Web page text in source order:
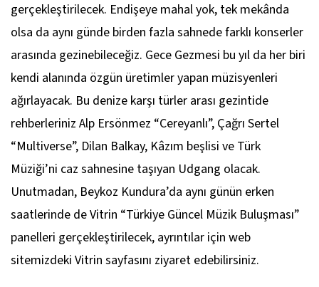
gerçekleştirilecek. Endişeye mahal yok, tek mekânda
olsa da aynı günde birden fazla sahnede farklı konserler
arasında gezinebileceğiz. Gece Gezmesi bu yıl da her biri
kendi alanında özgün üretimler yapan müzisyenleri
ağırlayacak. Bu denize karşı türler arası gezintide
rehberleriniz Alp Ersönmez “Cereyanlı”, Çağrı Sertel
“Multiverse”, Dilan Balkay, Kâzım beşlisi ve Türk
Müziği’ni caz sahnesine taşıyan Udgang olacak.
Unutmadan, Beykoz Kundura’da aynı günün erken
saatlerinde de Vitrin “Türkiye Güncel Müzik Buluşması”
panelleri gerçekleştirilecek, ayrıntılar için web
sitemizdeki Vitrin sayfasını ziyaret edebilirsiniz.